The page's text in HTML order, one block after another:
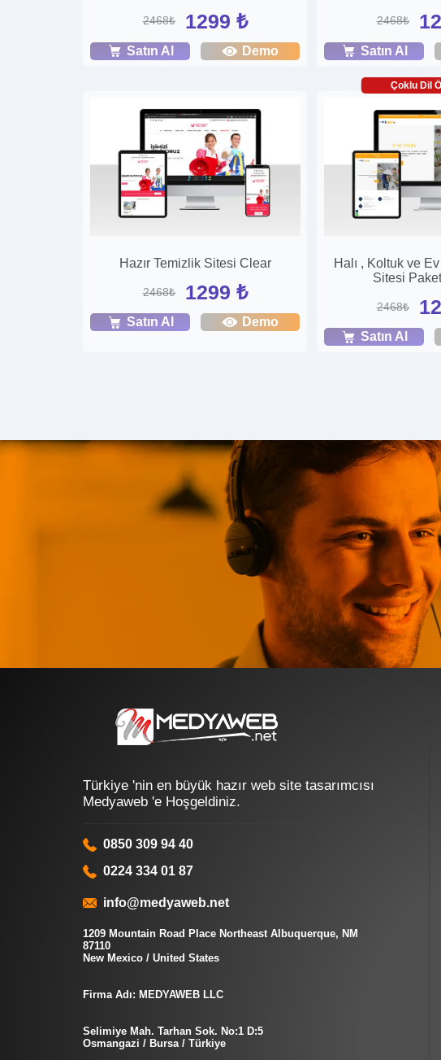
2468₺ 1299 ₺
Satın Al Demo
2468₺
Satın Al
Hazır Temizlik Sitesi Clear
2468₺ 1299 ₺
Satın Al Demo
Çoklu Dil
Halı , Koltuk ve
Sitesi
2468₺
Satın Al
Türkiye 'nin en büyük hazır web site tasarımcısı
Medyaweb 'e Hoşgeldiniz.
0850 309 94 40
0224 334 01 87
info@medyaweb.net
1209 Mountain Road Place Northeast Albuquerque, NM
87110
New Mexico / United States
Firma Adı: MEDYAWEB LLC
Selimiye Mah. Tarhan Sok. No:1 D:5
Osmangazi / Bursa / Türkiye